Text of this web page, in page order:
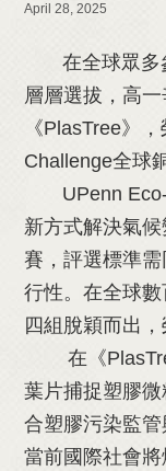
April 28, 2025
在全球眾多
層層選拔，高
《PlasTree》
Challenge全球
UPenn Eco-
新方式解決氣
賽，評選標準
行性。在全球
四組脫穎而出，
在《
葉片捕捉塑膠
合塑膠污染監
當前國際社會